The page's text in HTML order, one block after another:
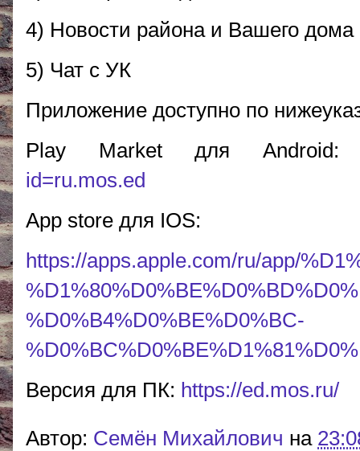
4) Новости района и Вашего дома
5) Чат с УК
Приложение доступно по
Play Market для
id=ru.mos.ed
App store для IOS:
https://apps.apple.com/ru/app/
%D0%B4%D0%BE%D0%BC-
Версия для ПК: https://ed.mos.ru/
Автор: Cемён Михайлович на